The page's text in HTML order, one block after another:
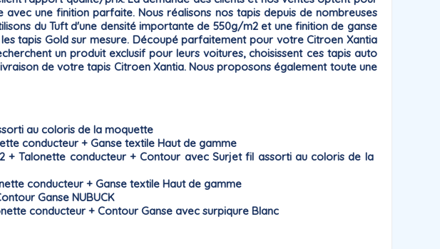
une finition parfaite. Nous réalisons nos tapis depuis de nombreuses
du Tuft d'une densité importante de 550g/m2 et une finition de ganse
tapis Goldsur mesure. Découpé parfaitement pour votre Citroen Xantia
un produit exclusif pour leurs voitures, choisissent ces tapis auto
de votre tapis Citroen Xantia. Nous proposons également toute une
au coloris de la moquette
conducteur + Ganse textile Haut de gamme
+ Talonette conducteur + Contour avec Surjet fil assorti au coloris de la
conducteur + Ganse textile Haut de gamme
Ganse NUBUCK
conducteur + Contour Ganse avec surpiqure Blanc